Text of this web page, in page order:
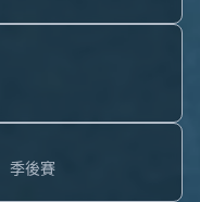
季後賽